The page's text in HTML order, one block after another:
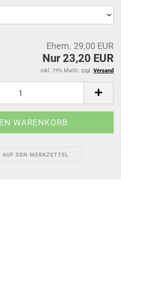
Ehem. 29,00 EUR
Nur 23,20 EUR
inkl. 19% MwSt. zzgl. Versand
AUF DEN MERKZETTEL